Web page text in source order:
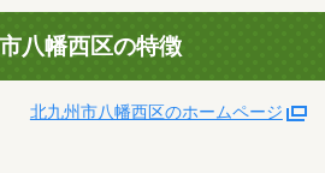
八幡西区の特徴
北九州市八幡西区のホームページ